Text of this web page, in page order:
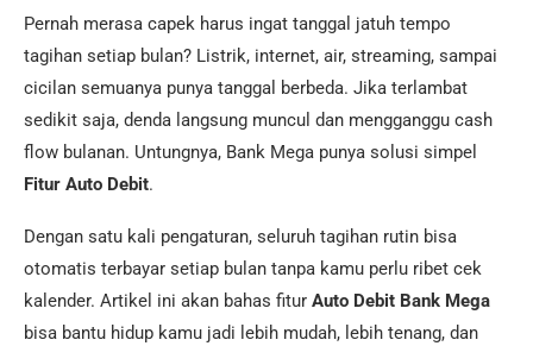
Pernah merasa capek harus ingat tanggal jatuh tempo
tagihan setiap bulan? Listrik, internet, air, streaming, sampai
cicilan semuanya punya tanggal berbeda. Jika terlambat
sedikit saja, denda langsung muncul dan mengganggu cash
flow bulanan. Untungnya, Bank Mega punya solusi simpel
Fitur Auto Debit.
Dengan satu kali pengaturan, seluruh tagihan rutin bisa
otomatis terbayar setiap bulan tanpa kamu perlu ribet cek
kalender. Artikel ini akan bahas fitur Auto Debit Bank Mega
bisa bantu hidup kamu jadi lebih mudah, lebih tenang, dan